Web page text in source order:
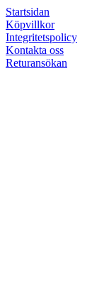
Startsidan
Köpvillkor
Integritetspolicy
Kontakta oss
Returansökan